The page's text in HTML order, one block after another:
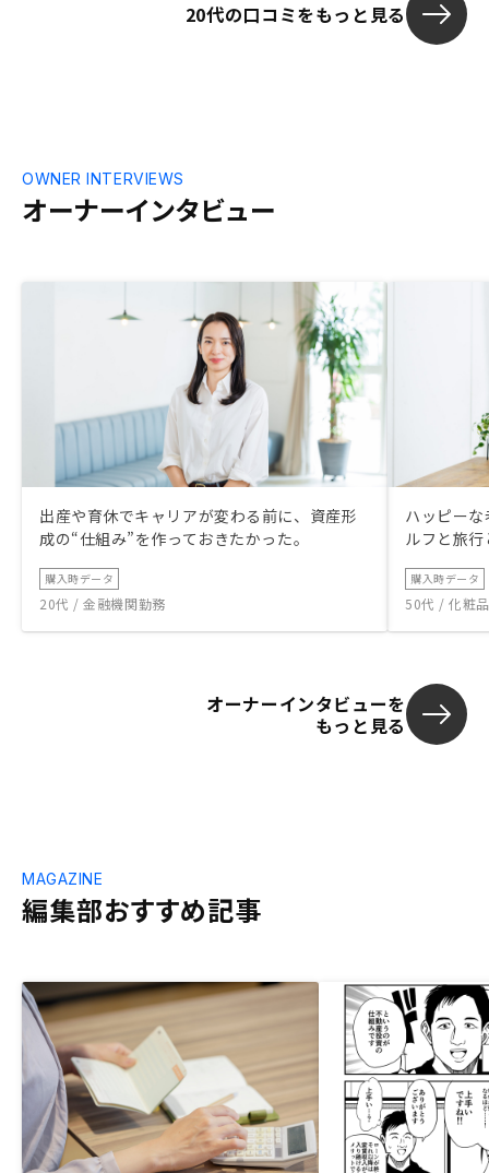
ての側面があることも商品性の魅力だと感
20代の口コミをもっと見る
オーナーインタビュー
OWNER INTERVIEWS
出産や育休でキャリアが変わる前に、資産形
成の“仕組み”を作っておきたかった。
購入時データ
20代 / 金融機関勤務
ハッピー
ルフと旅
購入時データ
50代 / 化粧
オーナーインタビューを
もっと見る
編集部おすすめ記事
MAGAZINE